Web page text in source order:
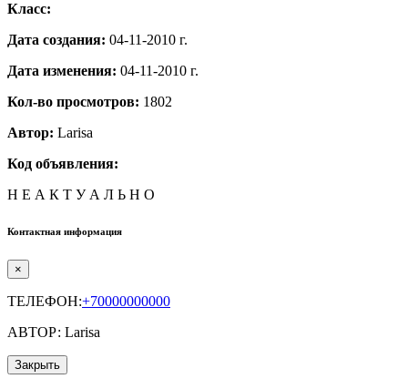
Класс:
Дата создания: 04-11-2010 г.
Дата изменения: 04-11-2010 г.
Кол-во просмотров: 1802
Автор: Larisa
Код объявления:
Н Е А К Т У А Л Ь Н О
Контактная информация
×
ТЕЛЕФОН:+70000000000
АВТОР: Larisa
Закрыть